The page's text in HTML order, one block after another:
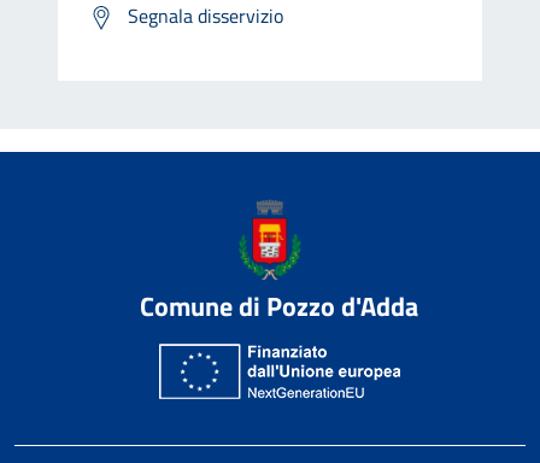
Segnala disservizio
Comune di Pozzo d'Adda